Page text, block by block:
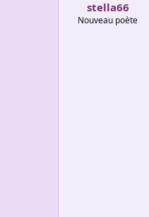
b
u
stella66
Nouveau poète